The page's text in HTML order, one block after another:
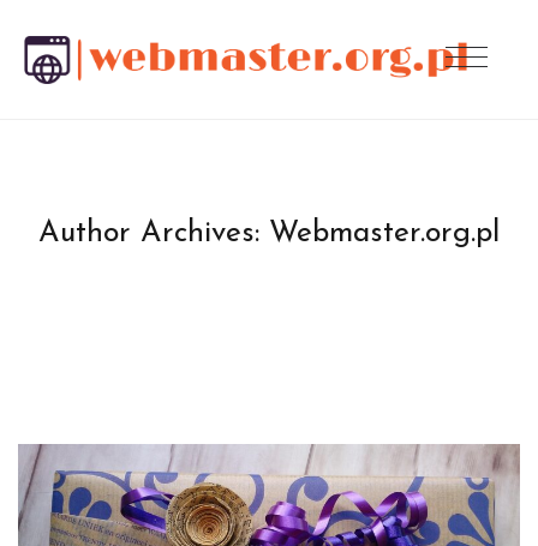
Author Archives: Webmaster.org.pl